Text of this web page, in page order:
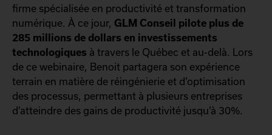
firme spécialisée en productivité et transformation
numérique. À ce jour, GLM Conseil pilote plus de
285 millions de dollars en investissements
technologiques à travers le Québec et au-delà. Lors
de ce webinaire, Benoit partagera son expérience
terrain en matière de réingénierie et d’optimisation
des processus, permettant à plusieurs entreprises
d’atteindre des gains de productivité jusqu’à 30%.